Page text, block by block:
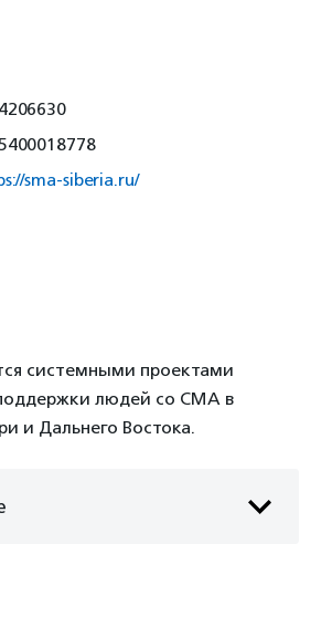
sma-siberia.ru/
системными проектами
людей со СМА в
и Дальнего Востока.